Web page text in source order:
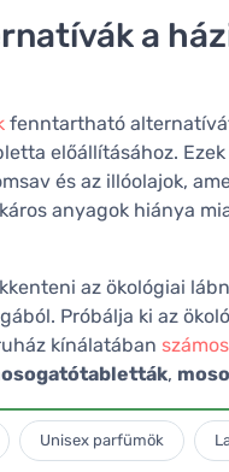
a
fenntartható
előállításához.
és az illóolajok,
anyagok hiánya
az ökológiai
Próbálja ki az
kínálatában
,
Unisex parfümök